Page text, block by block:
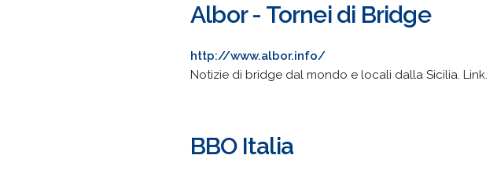
Albor - Tornei di Bridge
http://www.albor.info/
Notizie di bridge dal mondo e locali dalla Sicilia. Link.
BBO Italia